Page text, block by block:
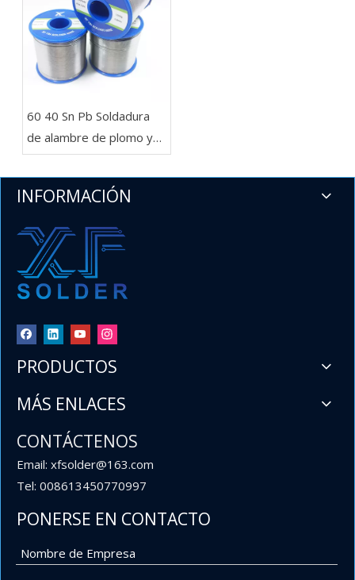
​60 40 Sn Pb Soldadura
de alambre de plomo y
estaño Carrete de 1 lb
.032'' para importadores
y mayoristas
INFORMACIÓN
PRODUCTOS
MÁS ENLACES
CONTÁCTENOS
Email: xfsolder@163.com
Tel: 008613450770997
PONERSE EN CONTACTO